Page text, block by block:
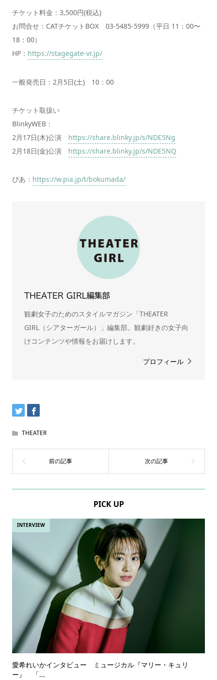
チケット料金：3,500円(税込)
お問合せ：CATチケットBOX 03-5485-5999（平日 11：00〜
18：00）
HP： https://stagegate-vr.jp/
一般発売日：2月5日(土) 10：00
チケット取扱い
BlinkyWEB：
2月17日(木)公演 https://share.blinky.jp/s/NDE5Ng
2月18日(金)公演 https://share.blinky.jp/s/NDE5NQ
ぴあ： https://w.pia.jp/t/bokumada/
THEATER GIRL編集部
観劇女子のためのスタイルマガジン「THEATER
GIRL（シアターガール）」編集部。観劇好きの女子向
けコンテンツや情報をお届けします。
プロフィール
THEATER
PICK UP
INTERVIEW
愛希れいかインタビュー ミュージカル『マリー・キュリ
ー』 「...